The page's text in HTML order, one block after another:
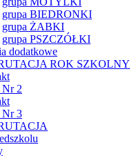
grupa BIEDRONKI
grupa ŻABKI
grupa PSZCZÓŁKI
dodatkowe
ROK SZKOLNY
Nr 2
Nr 3